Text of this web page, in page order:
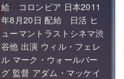
給 コロンビア 日本2011
年8月20日 配給 日活 ヒ
ューマントラストシネマ渋
谷他 出演 ウィル・フェレ
ル マーク・ウォールバー
グ 監督 アダム・マッケイ